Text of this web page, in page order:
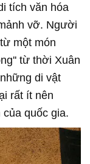
tích văn hóa
vỡ. Người
một món
từ thời Xuân
di vật
rất ít nên
quốc gia.